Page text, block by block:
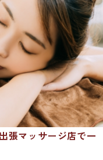
張マッサージ店で一